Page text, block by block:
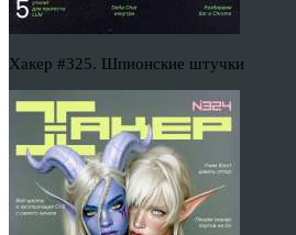
Хакер #325. Шпионские штучки